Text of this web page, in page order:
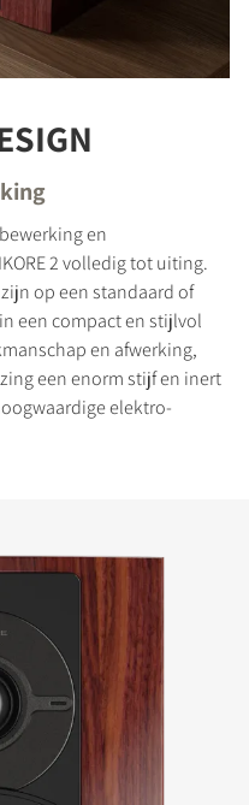
en
2 volledig tot uiting.
op een standaard of
een compact en stijlvol
en afwerking,
een enorm stijf en inert
elektro-